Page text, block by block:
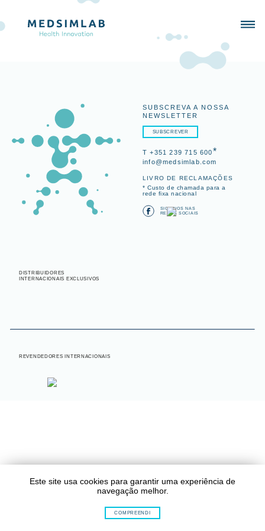
Este site usa cookies para garantir uma experiência de
navegação melhor.
COMPREENDI
SUBSCREVA A NOSSA
NEWSLETTER
SUBSCREVER
T +351 239 715 600*
info@medsimlab.com
LIVRO DE RECLAMAÇÕES
* Custo de chamada para a
rede fixa nacional
SIGA-NOS NAS
REDES SOCIAIS
DISTRIBUIDORES
INTERNACIONAIS EXCLUSIVOS
REVENDEDORES INTERNACIONAIS